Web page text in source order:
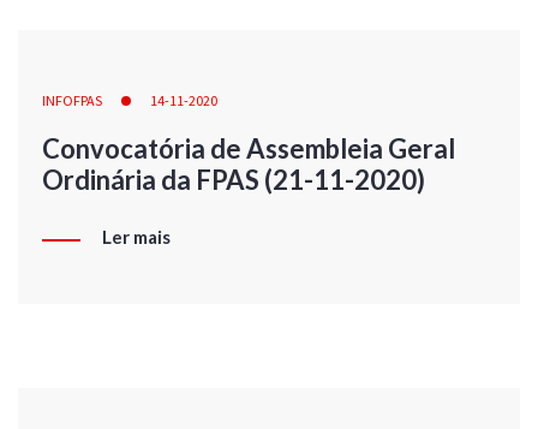
INFOFPAS 14-11-2020
Convocatória de Assembleia Geral
Ordinária da FPAS (21-11-2020)
Ler mais